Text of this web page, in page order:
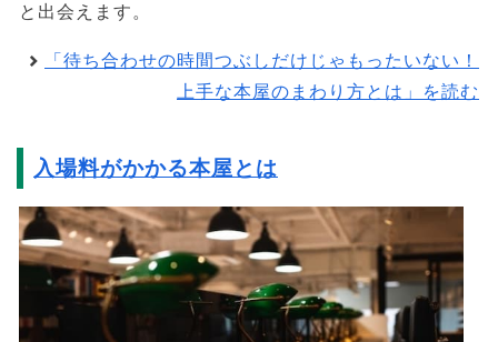
と出会えます。
「待ち合わせの時間つぶしだけじゃもったいない！
上手な本屋のまわり方とは」を読む
入場料がかかる本屋とは